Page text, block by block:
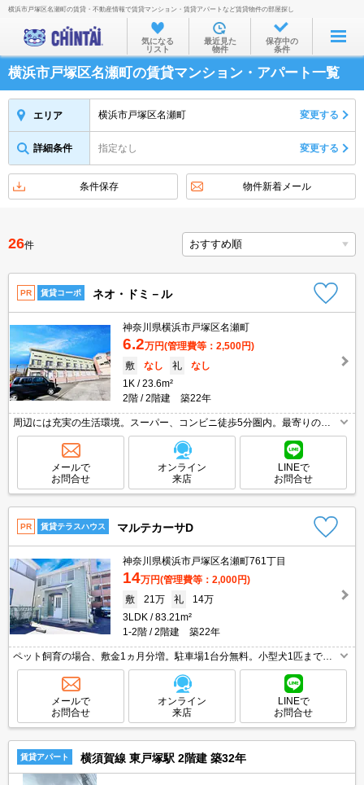
お部屋を探す
沿線・駅から
住所から
家賃相場から
物件特集から
不動産会社から
TOP
横浜市戸塚区名瀬町の賃貸・不動産情報で賃貸マンション・賃貸アパートなど賃貸物件の部屋探し
気になる
リスト
最近見た
物件
保存中の
条件
横浜市戸塚区名瀬町の賃貸マンション・アパート一覧
エリア 横浜市戸塚区名瀬町 変更する
詳細条件 指定なし 変更する
条件保存 物件新着メール
26件
PR 賃貸コーポ ネオ・ドミ－ル
神奈川県横浜市戸塚区名瀬町
6.2万円(管理費等：2,500円)
敷
なし 礼
なし
1K
23.6m²
2階
2階建 築22年
周辺には充実の生活環境。スーパー、コンビニ徒歩5分圏内。最寄りのバ
ス停まで2分。室内には充実した設備。保証会社加入要(初回月額総額5
0%、月次月額総額1%)。
メールで
お問合せ
オンライン
来店
LINEで
お問合せ
PR 賃貸テラスハウス マルテカーサD
神奈川県横浜市戸塚区名瀬町761丁目
14万円(管理費等：2,000円)
敷
21万 礼
14万
3LDK
83.21m²
1-2階
2階建 築22年
ペット飼育の場合、敷金1ヵ月分増。駐車場1台分無料。小型犬1匹まで飼
育可。アップライトピアノのみ可。保証会社更新料10,000円/1年毎。戸建
感覚のテラスハウス。原付バイク応相談。
メールで
お問合せ
オンライン
来店
LINEで
お問合せ
賃貸アパート 横須賀線 東戸塚駅 2階建 築32年